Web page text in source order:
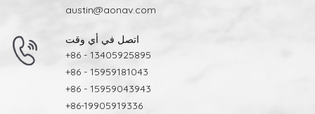
austin@aonav.com
اتصل في أي وقت
+86 - 13405925895
+86 - 15959181043
+86 - 15959043943
+86-19905919336